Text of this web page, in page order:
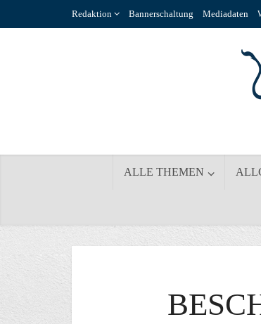
Redaktion Bannerschaltung Mediadaten
ALLE THEMEN